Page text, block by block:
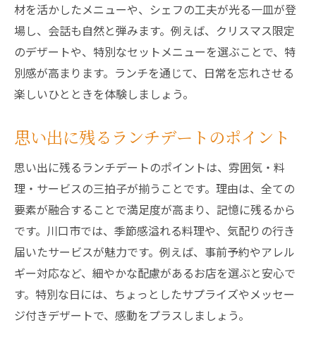
材を活かしたメニューや、シェフの工夫が光る一皿が登
場し、会話も自然と弾みます。例えば、クリスマス限定
のデザートや、特別なセットメニューを選ぶことで、特
別感が高まります。ランチを通じて、日常を忘れさせる
楽しいひとときを体験しましょう。
思い出に残るランチデートのポイント
思い出に残るランチデートのポイントは、雰囲気・料
理・サービスの三拍子が揃うことです。理由は、全ての
要素が融合することで満足度が高まり、記憶に残るから
です。川口市では、季節感溢れる料理や、気配りの行き
届いたサービスが魅力です。例えば、事前予約やアレル
ギー対応など、細やかな配慮があるお店を選ぶと安心で
す。特別な日には、ちょっとしたサプライズやメッセー
ジ付きデザートで、感動をプラスしましょう。